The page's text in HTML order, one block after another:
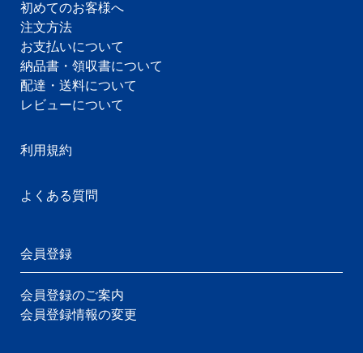
初めてのお客様へ
注文方法
お支払いについて
納品書・領収書について
配達・送料について
レビューについて
利用規約
よくある質問
会員登録
会員登録のご案内
会員登録情報の変更